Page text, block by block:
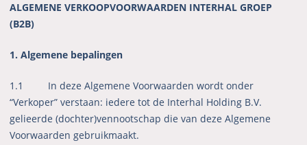
ALGEMENE VERKOOPVOORWAARDEN INTERHAL GROEP
(B2B)
1. Algemene bepalingen
1.1 In deze Algemene Voorwaarden wordt onder
“Verkoper” verstaan: iedere tot de Interhal Holding B.V.
gelieerde (dochter)vennootschap die van deze Algemene
Voorwaarden gebruikmaakt.